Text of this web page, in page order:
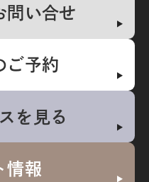
問い合せ
ご予約
を見る
情報